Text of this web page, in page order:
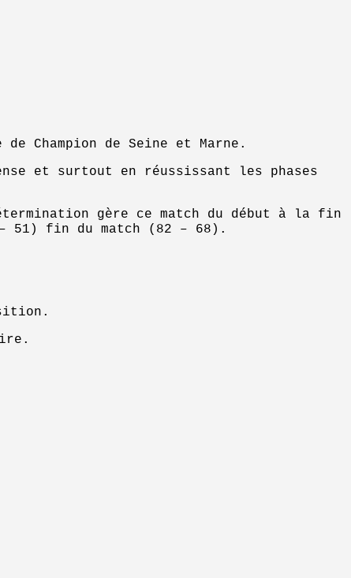
de Seine et Marne.
et surtout en réussissant les phases
gère ce match du début à la fin
51) fin du match (82 – 68).